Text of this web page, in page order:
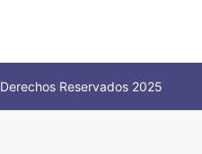
Reservados 2025